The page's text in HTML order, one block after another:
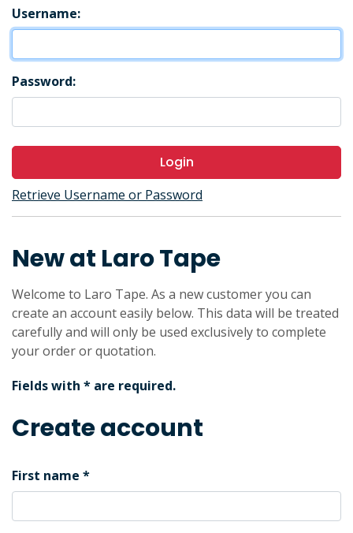
Username:
Password:
Login
Retrieve Username or Password
New at Laro Tape
Welcome to Laro Tape. As a new customer you can
create an account easily below. This data will be treated
carefully and will only be used exclusively to complete
your order or quotation.
Fields with * are required.
Create account
First name